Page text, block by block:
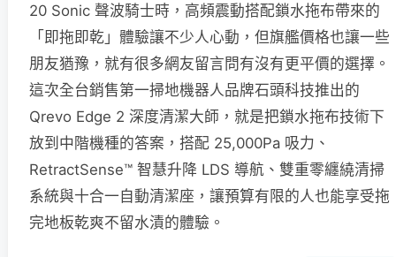
20 Sonic 聲波騎士時，高頻震動搭配鎖水拖布帶來的
「即拖即乾」體驗讓不少人心動，但旗艦價格也讓一些
朋友猶豫，就有很多網友留言問有沒有更平價的選擇。
這次全台銷售第一掃地機器人品牌石頭科技推出的
Qrevo Edge 2 深度清潔大師，就是把鎖水拖布技術下
放到中階機種的答案，搭配 25,000Pa 吸力、
RetractSense™ 智慧升降 LDS 導航、雙重零纏繞清掃
系統與十合一自動清潔座，讓預算有限的人也能享受拖
完地板乾爽不留水漬的體驗。